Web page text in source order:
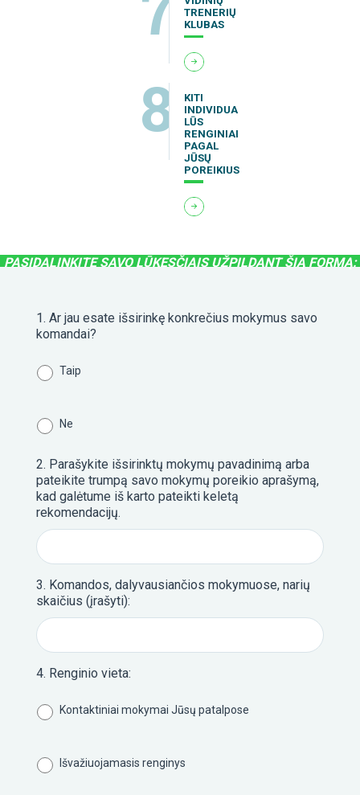
1
S
S“
2
PASIDALINKITE SAVO LŪKESČIAIS UŽPILDANT ŠIĄ FORMĄ:
1. Ar jau esate išsirinkę konkrečius mokymus savo
komandai?
Taip
Ne
2. Parašykite išsirinktų mokymų pavadinimą arba
pateikite trumpą savo mokymų poreikio aprašymą,
kad galėtume iš karto pateikti keletą
rekomendacijų.
3. Komandos, dalyvausiančios mokymuose, narių
skaičius (įrašyti):
4. Renginio vieta:
Kontaktiniai mokymai Jūsų patalpose
Išvažiuojamasis renginys